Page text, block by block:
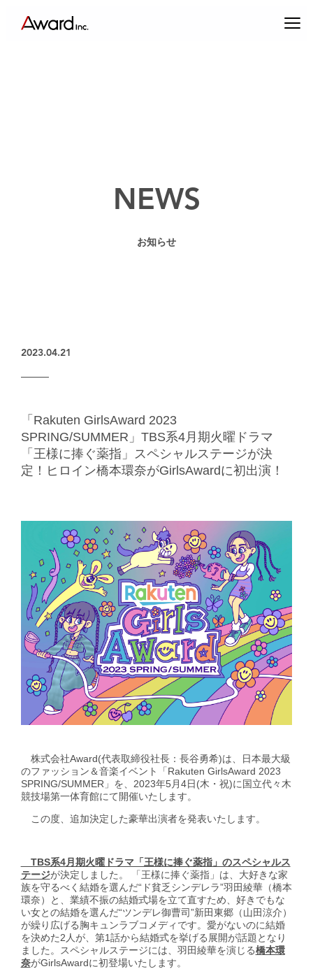
エンターテインメントプロデュース
キャスティング & インフルエンサーマーケティング
GirlsAward Event Site
NEWS
お知らせ
2023.04.21
「Rakuten GirlsAward 2023
SPRING/SUMMER」TBS系4月期火曜ドラマ
「王様に捧ぐ薬指」スペシャルステージが決
定！ヒロイン橋本環奈がGirlsAwardに初出演！
株式会社Award(代表取締役社長：長谷勇希)は、日本最大級
のファッション＆音楽イベント「Rakuten GirlsAward 2023
SPRING/SUMMER」を、2023年5月4日(木・祝)に国立代々木
競技場第一体育館にて開催いたします。
この度、追加決定した豪華出演者を発表いたします。
TBS系4月期火曜ドラマ「王様に捧ぐ薬指」のスペシャルス
テージが決定しました。 「王様に捧ぐ薬指」は、大好きな家
族を守るべく結婚を選んだ“ド貧乏シンデレラ”羽田綾華（橋本
環奈）と、業績不振の結婚式場を立て直すため、好きでもな
い女との結婚を選んだ“ツンデレ御曹司”新田東郷（山田涼介）
が繰り広げる胸キュンラブコメディです。愛がないのに結婚
を決めた2人が、第1話から結婚式を挙げる展開が話題となり
ました。スペシャルステージには、羽田綾華を演じる橋本環
奈がGirlsAwardに初登場いたします。